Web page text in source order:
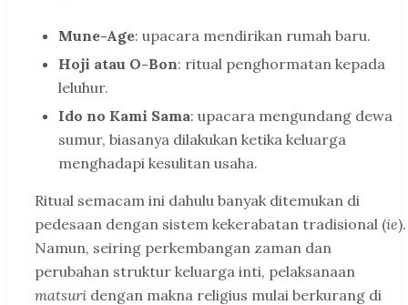
Mune-Age: upacara mendirikan rumah baru.
Hoji atau O-Bon: ritual penghormatan kepada
leluhur.
Ido no Kami Sama: upacara mengundang dewa
sumur, biasanya dilakukan ketika keluarga
menghadapi kesulitan usaha.
Ritual semacam ini dahulu banyak ditemukan di
pedesaan dengan sistem kekerabatan tradisional (ie).
Namun, seiring perkembangan zaman dan
perubahan struktur keluarga inti, pelaksanaan
matsuri dengan makna religius mulai berkurang di